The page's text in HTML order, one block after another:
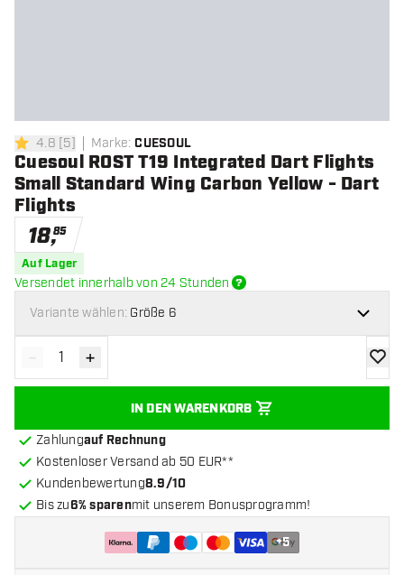
4.8 Bewertungssterne
4.8 [5] Marke: CUESOUL
Cuesoul ROST T19 Integrated Dart Flights
Small Standard Wing Carbon Yellow - Dart
Flights
18,85
Auf Lager
Versendet innerhalb von 24 Stunden
Variante wählen: Größe 6
Menge verringern
- Menge erhöhen
+
IN DEN WARENKORB
Zur
Zahlungauf Rechnung
Kostenloser Versand ab 50 EUR**
Kundenbewertung8.9/10
Bis zu6% sparenmit unserem Bonusprogramm!
+5